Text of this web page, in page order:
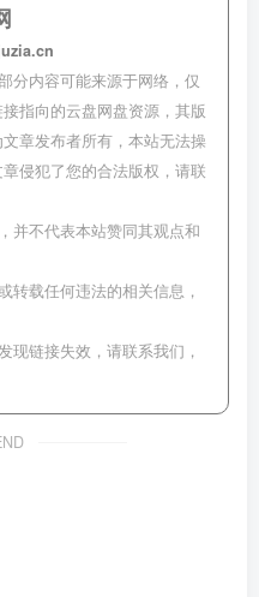
分内容可能来源于网络，仅
指向的云盘网盘资源，其版
章发布者所有，本站无法操
侵犯了您的合法版权，请联
并不代表本站赞同其观点和
转载任何违法的相关信息，
现链接失效，请联系我们，